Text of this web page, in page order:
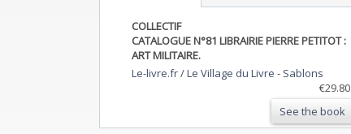
COLLECTIF
CATALOGUE N°81 LIBRAIRIE PIERRE PETITOT :
ART MILITAIRE.
Le-livre.fr / Le Village du Livre - Sablons
€29.80
See the book